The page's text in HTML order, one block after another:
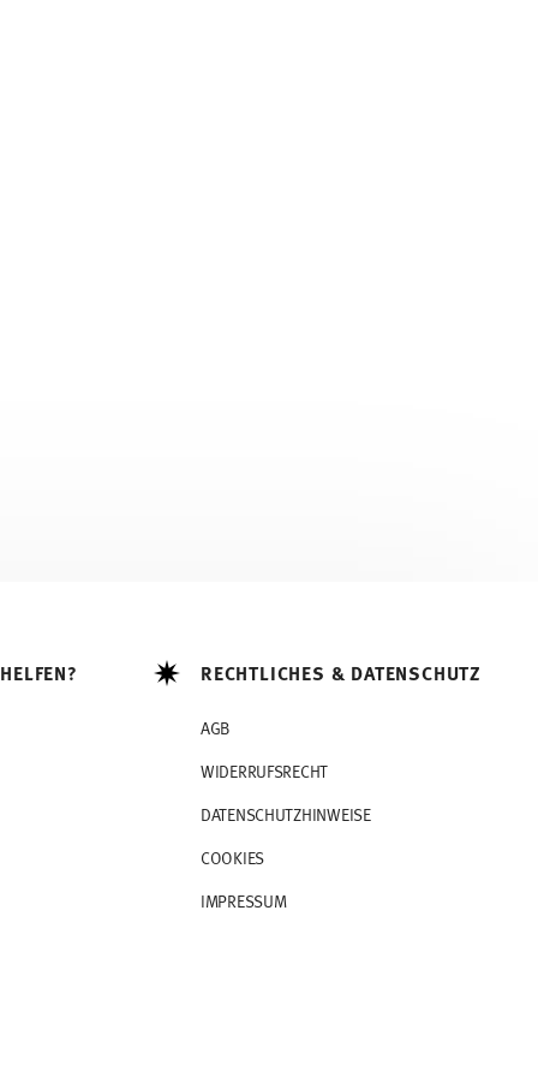
RECHTLICHES & DATENSCHUTZ
AGB
WIDERRUFSRECHT
DATENSCHUTZHINWEISE
COOKIES
IMPRESSUM